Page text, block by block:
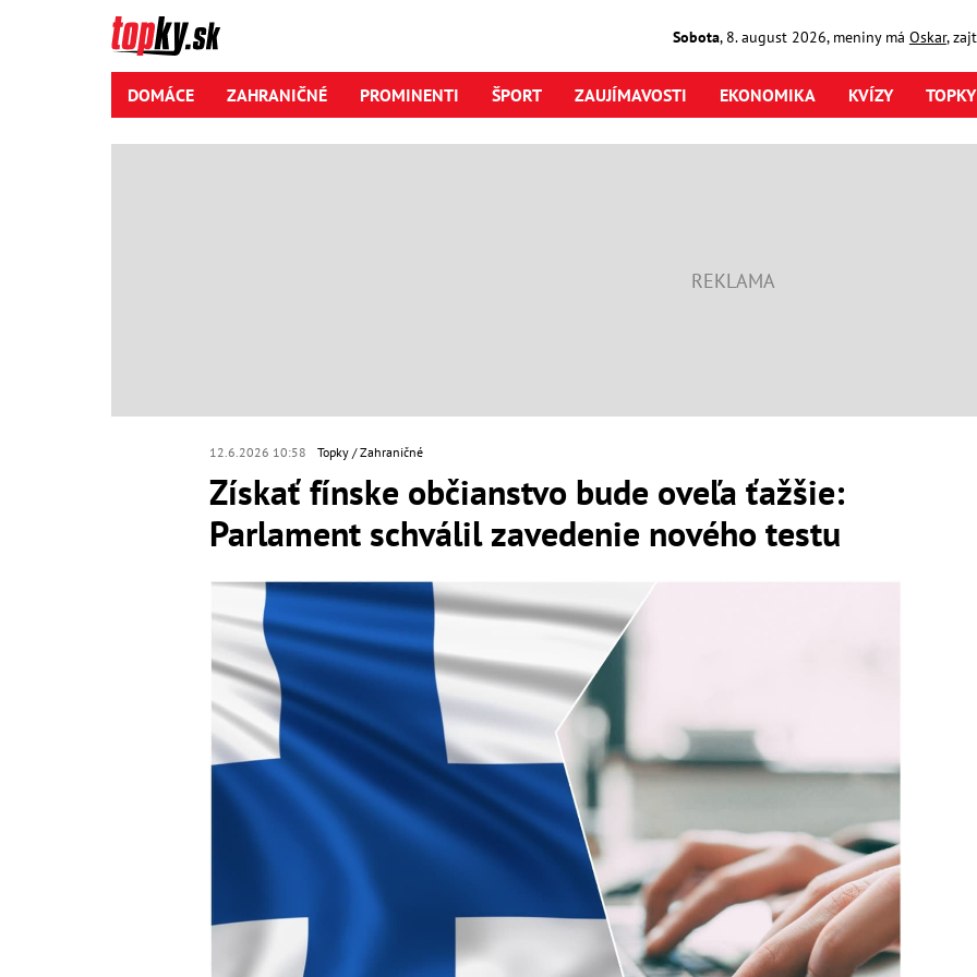
Sobota, 8. august2026, meniny má Oskar,
DOMÁCE ZAHRANIČNÉ PROMINENTI ŠPORT ZAUJÍMAVOSTI EKONOMIKA KVÍZY
12.6.2026 10:58 Topky Zahraničné
Získať fínske občianstvo bude oveľa ťažšie:
Parlament schválil zavedenie nového testu